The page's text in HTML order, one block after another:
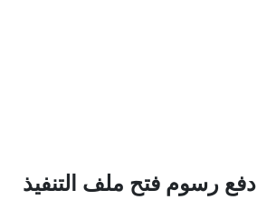
دفع رسوم فتح ملف التنفيذ